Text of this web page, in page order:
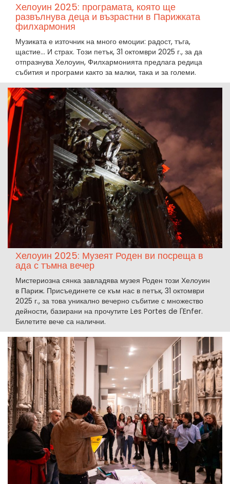
Хелоуин 2025: програмата, която ще
развълнува деца и възрастни в Парижката
филхармония
Музиката е източник на много емоции: радост, тъга,
щастие... И страх. Този петък, 31 октомври 2025 г., за да
отпразнува Хелоуин, Филхармонията предлага редица
събития и програми както за малки, така и за големи.
Хелоуин 2025: Музеят Роден ви посреща в
ада с тъмна вечер
Мистериозна сянка завладява музея Роден този Хелоуин
в Париж. Присъединете се към нас в петък, 31 октомври
2025 г., за това уникално вечерно събитие с множество
дейности, базирани на прочутите Les Portes de l'Enfer.
Билетите вече са налични.